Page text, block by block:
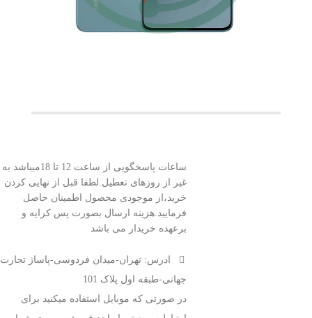
ساعات پاسخگویی از ساعت 12 تا 18میباشد به
غیر از روزهای تعطیل.لطفا قبل از نهایی کردن
خرید،از موجودی محصول اطمینان حاصل
فرمایید.هزینه ارسال بصورت پس کرایه و
برعهده خریدار می باشد
ادرس: تهران-میدان فردوسی-پاساژ تجارت
جهانی-طبقه اول پلاک 101
در صورتی که موبایل استفاده میکنید برای